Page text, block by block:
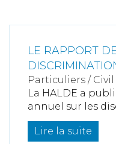
LE RAPPORT
Particuliers / Civil
La HALDE a
annuel sur les
Lire la suite